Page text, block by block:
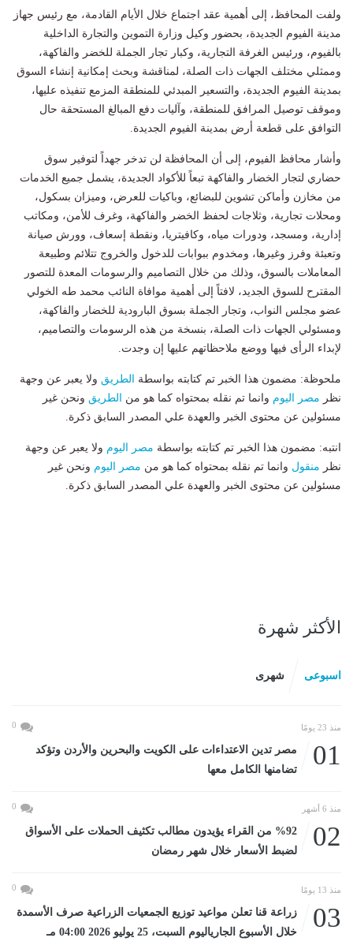
ولفت المحافظ، إلى أهمية عقد اجتماع خلال الأيام القادمة، مع رئيس جهاز
مدينة الفيوم الجديدة، بحضور وكيل وزارة التموين والتجارة الداخلية
بالفيوم، ورئيس الغرفة التجارية، وكبار تجار الجملة للخضر والفاكهة،
وممثلي مختلف الجهات ذات الصلة، لمناقشة وبحث إمكانية إنشاء السوق
بمدينة الفيوم الجديدة، والتسعير المبدئي للمنطقة المزمع تنفيذه عليها،
وموقف توصيل المرافق للمنطقة، وآليات دفع المبالغ المستحقة حال
التوافق على قطعة أرض بمدينة الفيوم الجديدة.
وأشار محافظ الفيوم، إلى أن المحافظة لن تدخر جهداً لتوفير سوق
حضاري لتجار الخضار والفاكهة تبعاً للأكواد الجديدة، يشمل جميع الخدمات
من مخازن وأماكن تشوين للبضائع، وباكيات للعرض، وميزان بسكول،
ومحلات تجارية، وثلاجات لحفظ الخضر والفاكهة، وغرف للأمن، ومكاتب
إدارية، ومسجد، ودورات مياه، وكافيتريا، ونقطة إسعاف، وورش صيانة
وتعبئة وفرز وغيرها، ومخدوم ببوابات للدخول والخروج تتلائم وطبيعة
المعاملات بالسوق، وذلك من خلال التصاميم والرسومات المعدة للتصور
المقترح للسوق الجديد، لافتاً إلى أهمية موافاة النائب محمد طه الخولي
عضو مجلس النواب، وتجار الجملة بسوق البارودية للخضار والفاكهة،
ومسئولي الجهات ذات الصلة، بنسخة من هذه الرسومات والتصاميم،
لإبداء الرأى فيها ووضع ملاحظاتهم عليها إن وجدت.
ملحوظة: مضمون هذا الخبر تم كتابته بواسطة الطريق ولا يعبر عن وجهة
نظر مصر اليوم وانما تم نقله بمحتواه كما هو من الطريق ونحن غير
مسئولين عن محتوى الخبر والعهدة علي المصدر السابق ذكرة.
انتبه: مضمون هذا الخبر تم كتابته بواسطة مصر اليوم ولا يعبر عن وجهة
نظر منقول وانما تم نقله بمحتواه كما هو من مصر اليوم ونحن غير
مسئولين عن محتوى الخبر والعهدة علي المصدر السابق ذكرة.
الأكثر شهرة
اسبوعى شهرى
منذ 23 يومًا 0
01
مصر تدين الاعتداءات على الكويت والبحرين والأردن وتؤكد
تضامنها الكامل معها
منذ 6 أشهر 0
02
%92 من القراء يؤيدون مطالب تكثيف الحملات على الأسواق
لضبط الأسعار خلال شهر رمضان
منذ 13 يومًا 0
03
زراعة قنا تعلن مواعيد توزيع الجمعيات الزراعية صرف الأسمدة
خلال الأسبوع الجارياليوم السبت، 25 يوليو 2026 04:00 مـ